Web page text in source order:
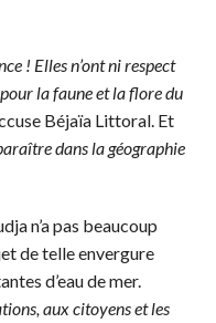
! Elles n’ont ni respect
la faune et la flore du
Béjaïa Littoral. Et
dans la géographie
n’a pas beaucoup
de telle envergure
d’eau de mer.
aux citoyens et les